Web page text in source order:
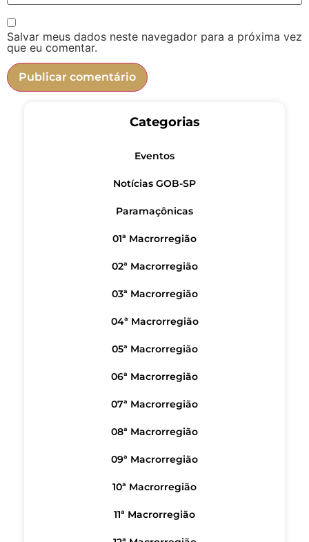
Salvar meus dados neste navegador para a próxima vez
que eu comentar.
Categorias
Eventos
Notícias GOB-SP
Paramaçônicas
01ª Macrorregião
02ª Macrorregião
03ª Macrorregião
04ª Macrorregião
05ª Macrorregião
06ª Macrorregião
07ª Macrorregião
08ª Macrorregião
09ª Macrorregião
10ª Macrorregião
11ª Macrorregião